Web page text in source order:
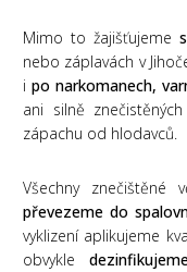
Mimo to žajišťujeme
nebo záplavách v
i po narkomanech,
ani silně
zápachu od hlodavců.
Všechny znečištěné
převezeme do
vyklizení aplikujeme
obvykle